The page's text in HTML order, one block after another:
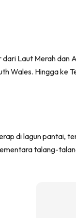
Laut Merah
Wales. Hingga ke
di lagun pantai,
talang-